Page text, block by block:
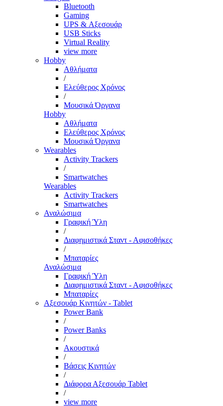
Bluetooth
Gaming
UPS & Αξεσουάρ
USB Sticks
Virtual Reality
view more
Hobby
Αθλήματα
/
Ελεύθερος Χρόνος
/
Μουσικά Όργανα
Hobby
Αθλήματα
Ελεύθερος Χρόνος
Μουσικά Όργανα
Wearables
Activity Trackers
/
Smartwatches
Wearables
Activity Trackers
Smartwatches
Αναλώσιμα
Γραφική Ύλη
/
Διαφημιστικά Σταντ - Αφισοθήκες
/
Μπαταρίες
Αναλώσιμα
Γραφική Ύλη
Διαφημιστικά Σταντ - Αφισοθήκες
Μπαταρίες
Αξεσουάρ Κινητών - Tablet
Power Bank
/
Power Banks
/
Ακουστικά
/
Βάσεις Κινητών
/
Διάφορα Αξεσουάρ Tablet
/
view more